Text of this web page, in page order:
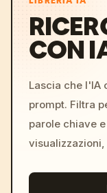
CON
Lascia che l'IA
prompt. Filtra
parole chiave